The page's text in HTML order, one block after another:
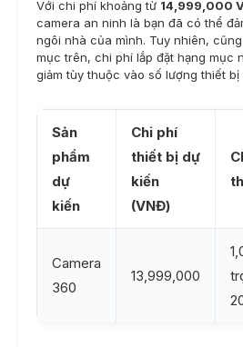
Với chi phí khoảng từ 14,999,000
camera an ninh là bạn đã có thể
ngôi nhà của mình. Tuy nhiên,
mục trên, chi phí lắp đặt hạng mục
giảm tùy thuộc vào số lượng thiết
Sản
phẩm
dự
kiến
Chi phí
thiết bị dự
kiến
(VNĐ)
Camera
360
13,999,000